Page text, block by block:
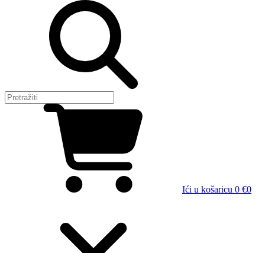
Ići u košaricu 0 €0